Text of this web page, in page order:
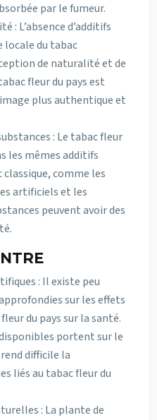
par le fumeur.
: L’absence d’additifs
locale du tabac
de naturalité et de
fleur du pays est
plus authentique et
: Le tabac fleur
les mêmes additifs
comme les
artificiels et les
peuvent avoir des
: Il existe peu
sur les effets
du pays sur la santé.
portent sur le
difficile la
liés au tabac fleur du
: La plante de